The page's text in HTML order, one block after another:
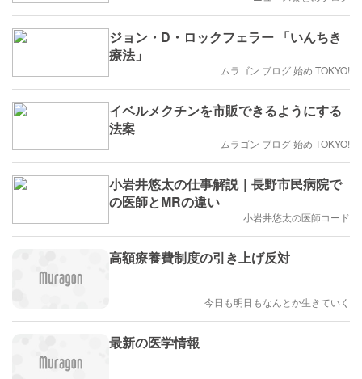
ジョン・D・ロックフェラー 「いんちき
療法」
ムラゴン ブログ 始め TOKYO!
イベルメクチンを市販できるようにする
法案
ムラゴン ブログ 始め TOKYO!
小岩井悠太の仕事解説｜長野市民病院で
の医師とMRの違い
小岩井悠太の医師コード
高額療養費制度の引き上げ反対
今日も明日もなんとか生きていく
最新の医学情報